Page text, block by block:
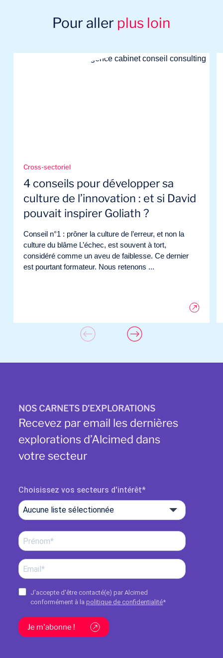
Pour aller plus loin
Cross-sectoriel
4 conseils pour développer sa
culture de l’innovation : et si David
pouvait inspirer Goliath ?
Conseil n°1 : prôner la culture de l’erreur, et non la
culture du blâme L’échec, est souvent à tort,
considéré comme un aveu de faiblesse. Ce dernier
est pourtant formateur. Nous retenons ...
NOS CARNETS D’EXPLORATIONS
Recevez par email les dernières
explorations d’Alcimed dans
votre secteur
Choisissez vos secteurs d'intérêt
Aucune liste sélectionnée
J'accepte d'être contacté(e) par Alcimed
conformément à la politique de confidentialité*
Je m'abonne !